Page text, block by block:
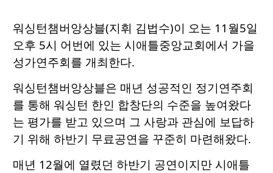
워싱턴챔버앙상블(지휘 김법수)이 오는 11월5일
오후 5시 어번에 있는 시애틀중앙교회에서 가을
성가연주회를 개최한다.
워싱턴챔버앙상블은 매년 성공적인 정기연주회
를 통해 워싱턴 한인 합창단의 수준을 높여왔다
는 평가를 받고 있으며 그 사랑과 관심에 보답하
기 위해 하반기 무료공연을 꾸준히 마련해왔다.
매년 12월에 열렸던 하반기 공연이지만 시애틀